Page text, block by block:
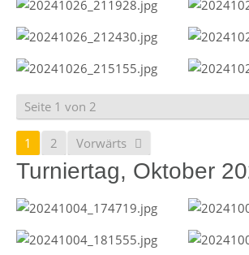
Seite 1 von 2
1 2 Vorwärts
Turniertag, Oktober